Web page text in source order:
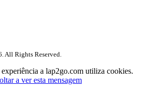
. All Rights Reserved.
a lap2go.com utiliza cookies.
a ver esta mensagem